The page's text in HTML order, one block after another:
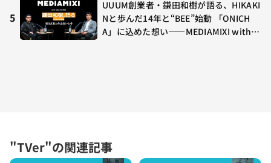
"TVer"の関連記事
5
UUUM創業者・鎌田和樹が語る、HIKAKI
Nと歩んだ14年と“BEE”始動 「ONICH
A」に込めた想い——MEDIAMIXI with in